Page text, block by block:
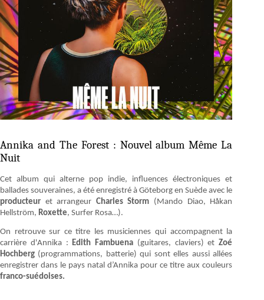
Annika and The Forest : Nouvel album Même La
Nuit
Cet album qui alterne pop indie, influences électroniques et
ballades souveraines, a été enregistré à Göteborg en Suède avec le
producteur et arrangeur Charles Storm (Mando Diao, Håkan
Hellström, Roxette, Surfer Rosa…).
On retrouve sur ce titre les musiciennes qui accompagnent la
carrière d'Annika : Edith Fambuena (guitares, claviers) etZoé
Hochberg (programmations, batterie) qui sont elles aussi allées
enregistrer dans le pays natal d’Annika pour ce titre aux couleurs
franco-suédoises.